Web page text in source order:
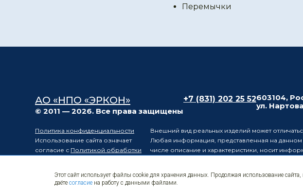
Перемычки
АО «НПО «ЭРКОН»
© 2011 — 2026. Все права защищены
+7 (831) 202 25 52603104,
ул.
Политика конфиденциальности
Использование сайта означает
согласие с Политикой обработки
компоненты
Внешний вид реальных изделий может
Любая информация, представленная на
числе описание и характеристики, носит
Производитель оставляет за собой право в
уведомления третьих лиц о таких изменениях.
Этот сайт использует файлы cookie для хранения данных. Продолжая использование сайта,
даёте согласие на работу с данными файлами.